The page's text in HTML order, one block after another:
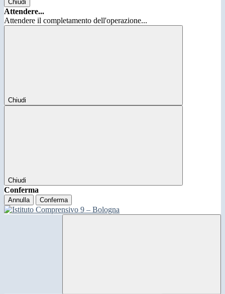
Chiudi
Attendere...
Attendere il completamento dell'operazione...
Chiudi
Chiudi
Conferma
Annulla Conferma